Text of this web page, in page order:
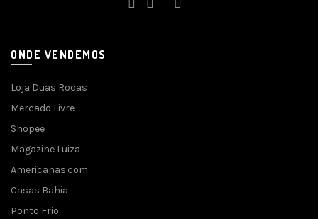
ONDE VENDEMOS
Loja Duas Rodas
Mercado Livre
Shopee
Magazine Luiza
Americanas.com
Casas Bahia
Ponto Frio